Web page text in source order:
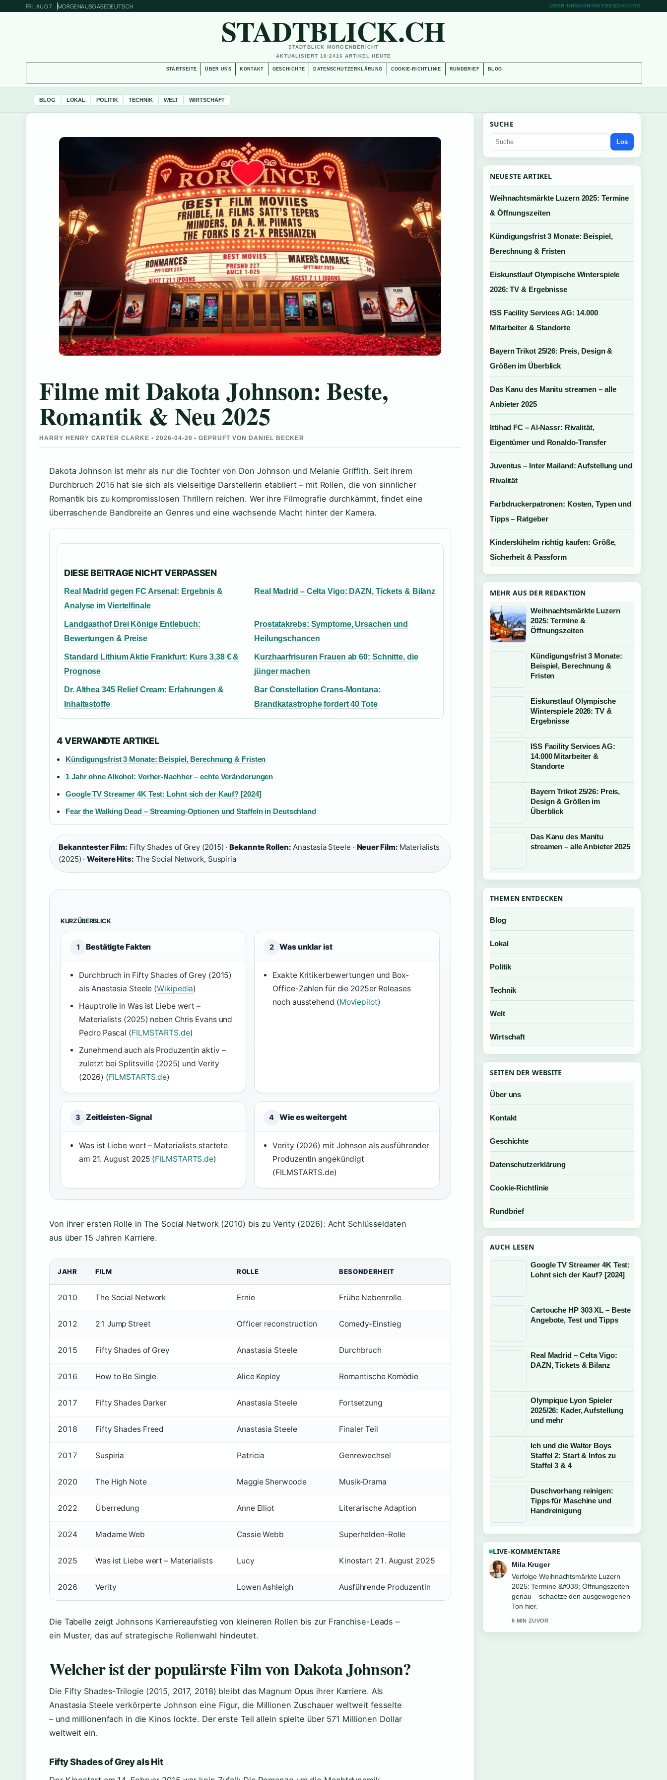
FRI, AUG 7 MORGENAUSGABEDEUTSCH ÜBER UNSKONTAKTGESCHICHTE
STADTBLICK.CH
STADTBLICK MORGENBERICHT
AKTUALISIERT 10:2416 ARTIKEL HEUTE
STARTSEITE ÜBER UNS KONTAKT GESCHICHTE DATENSCHUTZERKLÄRUNG COOKIE-RICHTLINIE RUNDBRIEF BLOG
BLOG LOKAL POLITIK TECHNIK WELT WIRTSCHAFT
Filme mit Dakota Johnson: Beste,
Romantik & Neu 2025
HARRY HENRY CARTER CLARKE • 2026-04-20 • GEPRUFT VON DANIEL BECKER
Dakota Johnson ist mehr als nur die Tochter von Don Johnson und Melanie Griffith. Seit ihrem
Durchbruch 2015 hat sie sich als vielseitige Darstellerin etabliert – mit Rollen, die von sinnlicher
Romantik bis zu kompromisslosen Thrillern reichen. Wer ihre Filmografie durchkämmt, findet eine
überraschende Bandbreite an Genres und eine wachsende Macht hinter der Kamera.
DIESE BEITRAGE NICHT VERPASSEN
Real Madrid gegen FC Arsenal: Ergebnis &
Analyse im Viertelfinale
Real Madrid – Celta Vigo: DAZN, Tickets & Bilanz
Landgasthof Drei Könige Entlebuch:
Bewertungen & Preise
Prostatakrebs: Symptome, Ursachen und
Heilungschancen
Standard Lithium Aktie Frankfurt: Kurs 3,38 € &
Prognose
Kurzhaarfrisuren Frauen ab 60: Schnitte, die
jünger machen
Dr. Althea 345 Relief Cream: Erfahrungen &
Inhaltsstoffe
Bar Constellation Crans-Montana:
Brandkatastrophe fordert 40 Tote
4 VERWANDTE ARTIKEL
Kündigungsfrist 3 Monate: Beispiel, Berechnung & Fristen
1 Jahr ohne Alkohol: Vorher-Nachher – echte Veränderungen
Google TV Streamer 4K Test: Lohnt sich der Kauf? [2024]
Fear the Walking Dead – Streaming-Optionen und Staffeln in Deutschland
Bekanntester Film: Fifty Shades of Grey (2015) ·Bekannte Rollen: Anastasia Steele · Neuer Film: Materialists
(2025) ·Weitere Hits: The Social Network, Suspiria
KURZÜBERBLICK
1 Bestätigte Fakten
Durchbruch in Fifty Shades of Grey (2015)
als Anastasia Steele (Wikipedia)
Hauptrolle in Was ist Liebe wert –
Materialists (2025) neben Chris Evans und
Pedro Pascal (FILMSTARTS.de)
Zunehmend auch als Produzentin aktiv –
zuletzt bei Splitsville (2025) und Verity
(2026) (FILMSTARTS.de)
2 Was unklar ist
Exakte Kritikerbewertungen und Box-
Office-Zahlen für die 2025er Releases
noch ausstehend (Moviepilot)
3 Zeitleisten-Signal
Was ist Liebe wert – Materialists startete
am 21. August 2025 (FILMSTARTS.de)
4 Wie es weitergeht
Verity (2026) mit Johnson als ausführender
Produzentin angekündigt
(FILMSTARTS.de)
Von ihrer ersten Rolle in The Social Network (2010) bis zu Verity (2026): Acht Schlüsseldaten
aus über 15 Jahren Karriere.
JAHR FILM ROLLE BESONDERHEIT
2010 The Social Network Ernie Frühe Nebenrolle
2012 21 Jump Street Officer reconstruction Comedy-Einstieg
2015 Fifty Shades of Grey Anastasia Steele Durchbruch
2016 How to Be Single Alice Kepley Romantische Komödie
2017 Fifty Shades Darker Anastasia Steele Fortsetzung
2018 Fifty Shades Freed Anastasia Steele Finaler Teil
2017 Suspiria Patricia Genrewechsel
2020 The High Note Maggie Sherwoode Musik-Drama
2022 Überredung Anne Elliot Literarische Adaption
2024 Madame Web Cassie Webb Superhelden-Rolle
2025 Was ist Liebe wert – Materialists Lucy Kinostart 21. August 2025
2026 Verity Lowen Ashleigh Ausführende Produzentin
Die Tabelle zeigt Johnsons Karriereaufstieg von kleineren Rollen bis zur Franchise-Leads –
ein Muster, das auf strategische Rollenwahl hindeutet.
Welcher ist der populärste Film von Dakota Johnson?
Die Fifty Shades-Trilogie (2015, 2017, 2018) bleibt das Magnum Opus ihrer Karriere. Als
Anastasia Steele verkörperte Johnson eine Figur, die Millionen Zuschauer weltweit fesselte
– und millionenfach in die Kinos lockte. Der erste Teil allein spielte über 571 Millionen Dollar
weltweit ein.
Fifty Shades of Grey als Hit
SUCHE
Los
NEUESTE ARTIKEL
Weihnachtsmärkte Luzern 2025: Termine
& Öffnungszeiten
Kündigungsfrist 3 Monate: Beispiel,
Berechnung & Fristen
Eiskunstlauf Olympische Winterspiele
2026: TV & Ergebnisse
ISS Facility Services AG: 14.000
Mitarbeiter & Standorte
Bayern Trikot 25/26: Preis, Design &
Größen im Überblick
Das Kanu des Manitu streamen – alle
Anbieter 2025
Ittihad FC – Al-Nassr: Rivalität,
Eigentümer und Ronaldo-Transfer
Juventus – Inter Mailand: Aufstellung und
Rivalität
Farbdruckerpatronen: Kosten, Typen und
Tipps – Ratgeber
Kinderskihelm richtig kaufen: Größe,
Sicherheit & Passform
MEHR AUS DER REDAKTION
Weihnachtsmärkte Luzern
2025: Termine &
Öffnungszeiten
Kündigungsfrist 3 Monate:
Beispiel, Berechnung &
Fristen
Eiskunstlauf Olympische
Winterspiele 2026: TV &
Ergebnisse
ISS Facility Services AG:
14.000 Mitarbeiter &
Standorte
Bayern Trikot 25/26: Preis,
Design & Größen im
Überblick
Das Kanu des Manitu
streamen – alle Anbieter 2025
THEMEN ENTDECKEN
Blog
Lokal
Politik
Technik
Welt
Wirtschaft
SEITEN DER WEBSITE
Über uns
Kontakt
Geschichte
Datenschutzerklärung
Cookie-Richtlinie
Rundbrief
AUCH LESEN
Google TV Streamer 4K Test:
Lohnt sich der Kauf? [2024]
Cartouche HP 303 XL – Beste
Angebote, Test und Tipps
Real Madrid – Celta Vigo:
DAZN, Tickets & Bilanz
Olympique Lyon Spieler
2025/26: Kader, Aufstellung
und mehr
Ich und die Walter Boys
Staffel 2: Start & Infos zu
Staffel 3 & 4
Duschvorhang reinigen:
Tipps für Maschine und
Handreinigung
LIVE-KOMMENTARE
Mila Kruger
Verfolge Weihnachtsmärkte Luzern
2025: Termine &#038; Öffnungszeiten
genau – schaetze den ausgewogenen
Ton hier.
6 MIN ZUVOR